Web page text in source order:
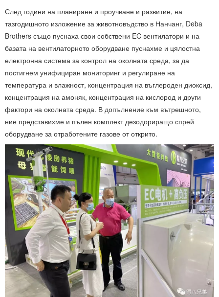
След години на планиране и проучване и развитие, на
тазгодишното изложение за животновъдство в Нанчанг, Deba
Brothers също пуснаха свои собствени EC вентилатори и на
базата на вентилаторното оборудване пуснахме и цялостна
електронна система за контрол на околната среда, за да
постигнем унифициран мониторинг и регулиране на
температура и влажност, концентрация на въглероден диоксид,
концентрация на амоняк, концентрация на кислород и други
фактори на околната среда. В допълнение към вътрешното,
ние представихме и пълен комплект дезодориращо спрей
оборудване за отработените газове от открито.